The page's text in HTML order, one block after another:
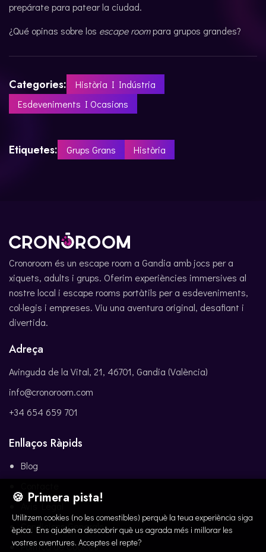
prepárate para patear la ciudad.
¿Qué opinas sobre los escape roompara grupos grandes?
Categories:
Història I Indústria
Esdeveniments I Ocasions
Etiquetes: Grups Grans Història
Cronoroom és un escape room a Gandia amb jocs per a
xiquets, adults i grups. Oferim experiències immersives al
nostre local i escape rooms portàtils per a esdeveniments,
col·legis i empreses. Viu una aventura original, desafiant i
divertida.
Adreça
Avinguda de la Vital, 21, 46701, Gandia (València)
info@cronoroom.com
+34 654 659 701
Enllaços Ràpids
Blog
Avís Legal
Condicions Generals
Política de Cookies
🍪 Primera pista!
Utilitzem cookies (no les comestibles) perquè la teua experiència siga
èpica. Ens ajuden a descobrir què us agrada més i millorar les
vostres aventures. Acceptes el repte?